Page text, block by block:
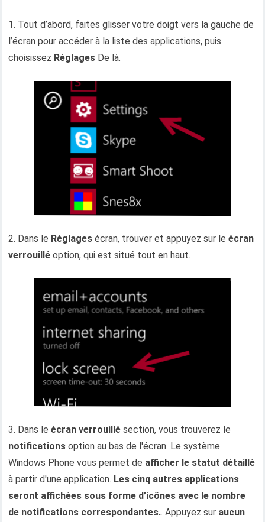
1. Tout d’abord, faites glisser votre doigt vers la gauche de
l’écran pour accéder à la liste des applications, puis
choisissez Réglages De là.
2. Dans le Réglages écran, trouver et appuyez sur leécran
verrouillé option, qui est situé tout en haut.
3. Dans leécran verrouillé section, vous trouverez le
notifications option au bas de l'écran. Le système
Windows Phone vous permet de afficher le statut détaillé
à partir d'une application. Les cinq autres applications
seront affichées sous forme d’icônes avec le nombre
de notifications correspondantes.. Appuyez sur aucun